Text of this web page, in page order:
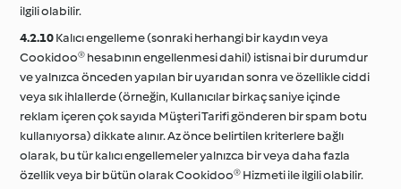
ilgili olabilir.
4.2.10Kalıcı engelleme (sonraki herhangi bir kaydın veya
Cookidoo® hesabının engellenmesi dahil) istisnai bir durumdur
ve yalnızca önceden yapılan bir uyarıdan sonra ve özellikle ciddi
veya sık ihlallerde (örneğin, Kullanıcılar birkaç saniye içinde
reklam içeren çok sayıda Müşteri Tarifi gönderen bir spam botu
kullanıyorsa) dikkate alınır. Az önce belirtilen kriterlere bağlı
olarak, bu tür kalıcı engellemeler yalnızca bir veya daha fazla
özellik veya bir bütün olarak Cookidoo® Hizmeti ile ilgili olabilir.